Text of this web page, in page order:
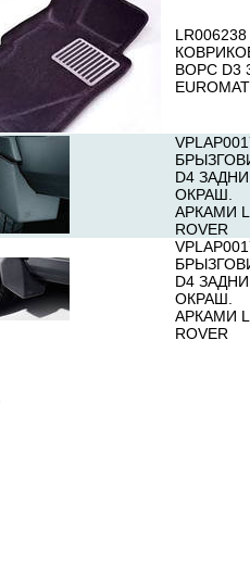
ВОРС D3
EUROMAT
D4
ОКРАШ.
АРКАМИ
ROVER
D4
ОКРАШ.
АРКАМИ
ROVER